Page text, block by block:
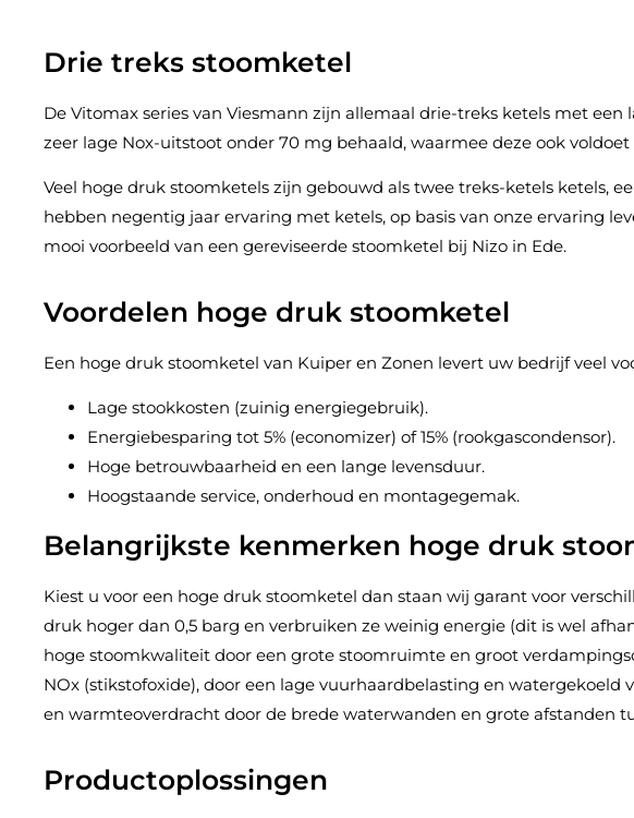
Drie treks stoomketel
De Vitomax series van Viesmann zijn allemaal drie-treks ketels met
zeer lage Nox-uitstoot onder 70 mg behaald, waarmee deze ook
Veel hoge druk stoomketels zijn gebouwd als twee treks-ketels ketels,
hebben negentig jaar ervaring met ketels, op basis van onze ervaring
mooi voorbeeld van een gereviseerde stoomketel bij Nizo in Ede.
Voordelen hoge druk stoomketel
Een hoge druk stoomketel van Kuiper en Zonen levert uw bedrijf veel
Lage stookkosten (zuinig energiegebruik).
Energiebesparing tot 5% (economizer) of 15% (rookgascondensor).
Hoge betrouwbaarheid en een lange levensduur.
Hoogstaande service, onderhoud en montagegemak.
Belangrijkste kenmerken hoge druk
Kiest u voor een hoge druk stoomketel dan staan wij garant voor
druk hoger dan 0,5 barg en verbruiken ze weinig energie (dit is wel
hoge stoomkwaliteit door een grote stoomruimte en groot
NOx (stikstofoxide), door een lage vuurhaardbelasting en watergekoeld
en warmteoverdracht door de brede waterwanden en grote afstanden
Productoplossingen